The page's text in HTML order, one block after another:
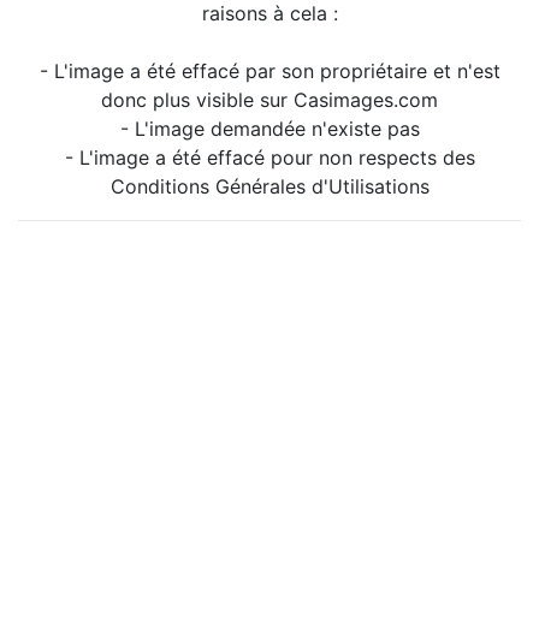
raisons à cela :
- L'image a été effacé par son propriétaire et n'est
donc plus visible sur Casimages.com
- L'image demandée n'existe pas
- L'image a été effacé pour non respects des
Conditions Générales d'Utilisations